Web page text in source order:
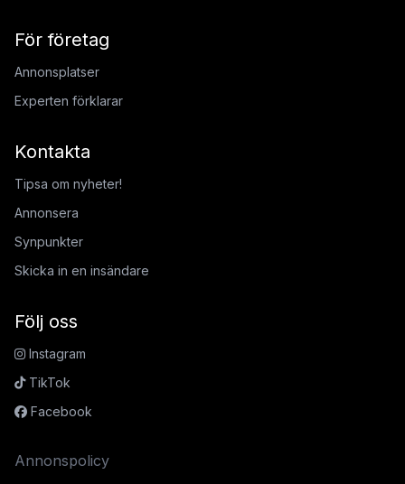
För företag
Annonsplatser
Experten förklarar
Kontakta
Tipsa om nyheter!
Annonsera
Synpunkter
Skicka in en insändare
Följ oss
Instagram
TikTok
Facebook
Annonspolicy